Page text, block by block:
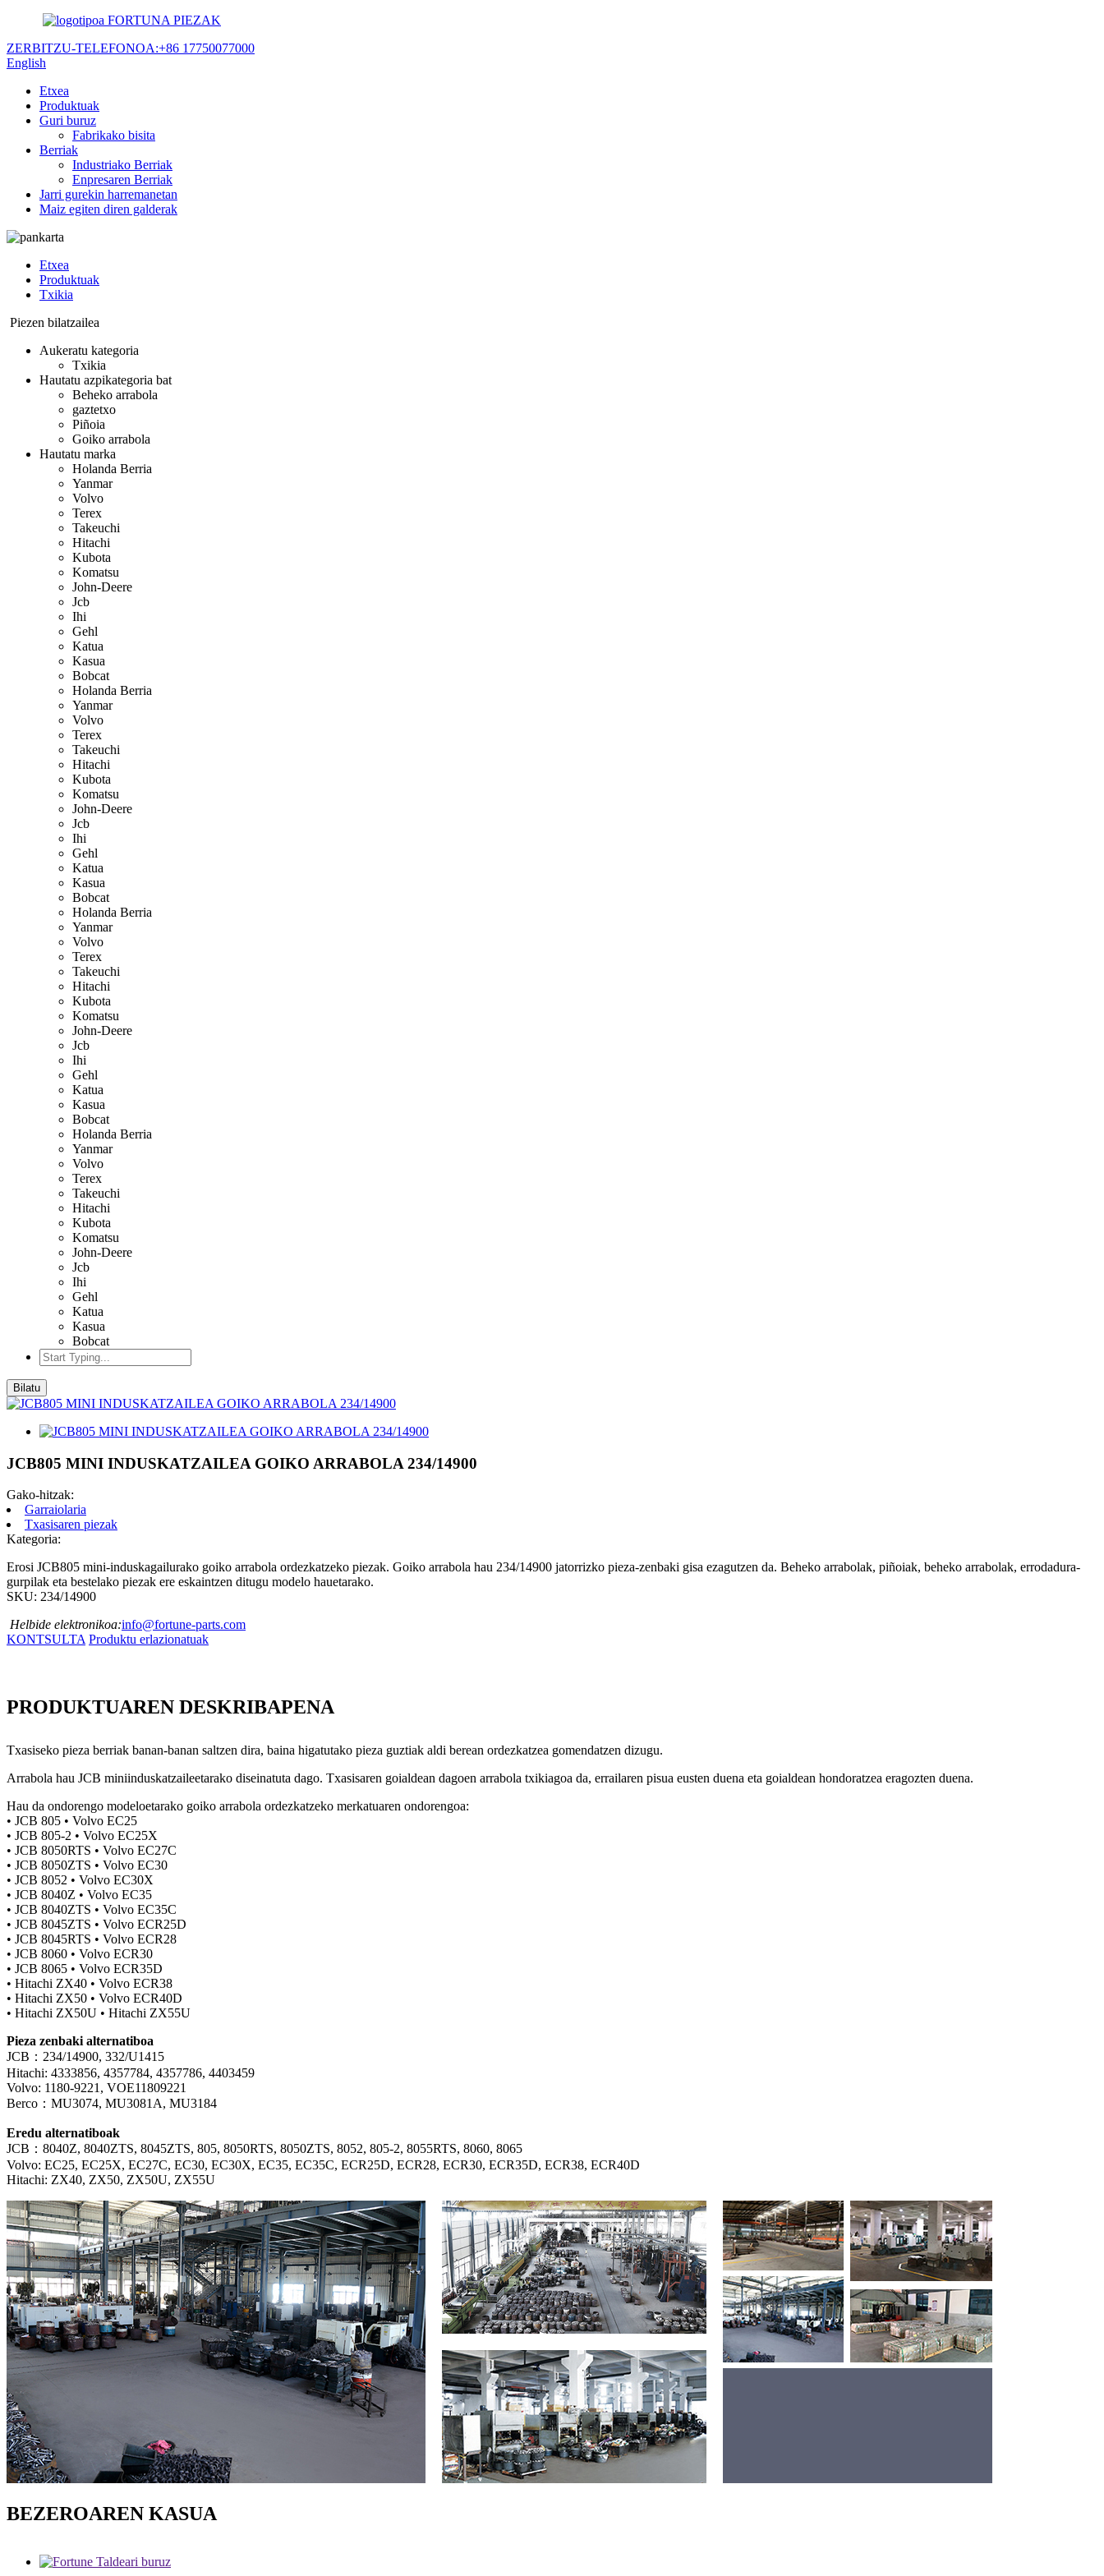
FORTUNA PIEZAK
ZERBITZU-TELEFONOA:+86 17750077000
English
Etxea
Produktuak
Guri buruz
Fabrikako bisita
Berriak
Industriako Berriak
Enpresaren Berriak
Jarri gurekin harremanetan
Maiz egiten diren galderak
Etxea
Produktuak
Txikia
Piezen bilatzailea
Aukeratu kategoria
Txikia
Hautatu azpikategoria bat
Beheko arrabola
gaztetxo
Piñoia
Goiko arrabola
Hautatu marka
Holanda Berria
Yanmar
Volvo
Terex
Takeuchi
Hitachi
Kubota
Komatsu
John-Deere
Jcb
Ihi
Gehl
Katua
Kasua
Bobcat
Holanda Berria
Yanmar
Volvo
Terex
Takeuchi
Hitachi
Kubota
Komatsu
John-Deere
Jcb
Ihi
Gehl
Katua
Kasua
Bobcat
Holanda Berria
Yanmar
Volvo
Terex
Takeuchi
Hitachi
Kubota
Komatsu
John-Deere
Jcb
Ihi
Gehl
Katua
Kasua
Bobcat
Holanda Berria
Yanmar
Volvo
Terex
Takeuchi
Hitachi
Kubota
Komatsu
John-Deere
Jcb
Ihi
Gehl
Katua
Kasua
Bobcat
Bilatu
JCB805 MINI INDUSKATZAILEA GOIKO ARRABOLA 234/14900
Gako-hitzak:
Garraiolaria
Txasisaren piezak
Kategoria:
Erosi JCB805 mini-induskagailurako goiko arrabola ordezkatzeko piezak. Goiko arrabola hau 234/14900 jatorrizko pieza-zenbaki gisa ezagutzen da. Beheko arrabolak, piñoiak, beheko arrabolak, errodadura-
gurpilak eta bestelako piezak ere eskaintzen ditugu modelo hauetarako.
SKU: 234/14900
Helbide elektronikoa:info@fortune-parts.com
KONTSULTA Produktu erlazionatuak
PRODUKTUAREN DESKRIBAPENA
Txasiseko pieza berriak banan-banan saltzen dira, baina higatutako pieza guztiak aldi berean ordezkatzea gomendatzen dizugu.
Arrabola hau JCB miniinduskatzaileetarako diseinatuta dago. Txasisaren goialdean dagoen arrabola txikiagoa da, errailaren pisua eusten duena eta goialdean hondoratzea eragozten duena.
Hau da ondorengo modeloetarako goiko arrabola ordezkatzeko merkatuaren ondorengoa:
• JCB 805 • Volvo EC25
• JCB 805-2 • Volvo EC25X
• JCB 8050RTS • Volvo EC27C
• JCB 8050ZTS • Volvo EC30
• JCB 8052 • Volvo EC30X
• JCB 8040Z • Volvo EC35
• JCB 8040ZTS • Volvo EC35C
• JCB 8045ZTS • Volvo ECR25D
• JCB 8045RTS • Volvo ECR28
• JCB 8060 • Volvo ECR30
• JCB 8065 • Volvo ECR35D
• Hitachi ZX40 • Volvo ECR38
• Hitachi ZX50 • Volvo ECR40D
• Hitachi ZX50U • Hitachi ZX55U
Pieza zenbaki alternatiboa
JCB：234/14900, 332/U1415
Hitachi: 4333856, 4357784, 4357786, 4403459
Volvo: 1180-9221, VOE11809221
Berco：MU3074, MU3081A, MU3184
Eredu alternatiboak
JCB：8040Z, 8040ZTS, 8045ZTS, 805, 8050RTS, 8050ZTS, 8052, 805-2, 8055RTS, 8060, 8065
Volvo: EC25, EC25X, EC27C, EC30, EC30X, EC35, EC35C, ECR25D, ECR28, ECR30, ECR35D, ECR38, ECR40D
Hitachi: ZX40, ZX50, ZX50U, ZX55U
BEZEROAREN KASUA